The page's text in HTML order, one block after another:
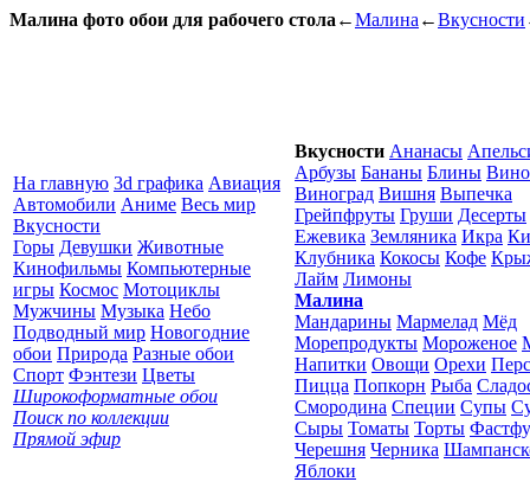
Малина фото обои для рабочего стола ←Малина ←Вкусности
На главную 3d графика Авиация
Автомобили Аниме Весь мир
Вкусности
Горы Девушки Животные
Кинофильмы Компьютерные
игры Космос Мотоциклы
Мужчины Музыка Небо
Подводный мир Новогодние
обои Природа Разные обои
Спорт Фэнтези Цветы
Широкоформатные обои
Поиск по коллекции
Прямой эфир
Вкусности Ананасы
Арбузы Бананы Блины Вино
Виноград Вишня Выпечка
Грейпфруты Груши Десерты
Ежевика Земляника Икра
Клубника Кокосы Кофе
Лайм Лимоны
Малина
Мандарины Мармелад Мёд
Морепродукты Мороженое
Напитки Овощи Орехи
Пицца Попкорн Рыба
Смородина Специи Супы
Сыры Томаты Торты
Черешня Черника
Яблоки